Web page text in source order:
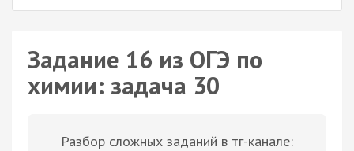
Задание 16 из ОГЭ по
химии: задача 30
Разбор сложных заданий в тг-канале: